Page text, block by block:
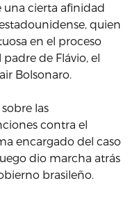
una cierta afinidad
quien
en el proceso
de Flávio, el
Bolsonaro.
las
contra el
encargado del caso
dio marcha atrás
brasileño.